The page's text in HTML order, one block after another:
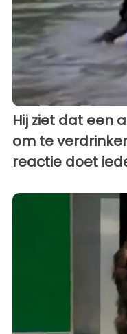
Hij ziet dat een
om te
reactie doet